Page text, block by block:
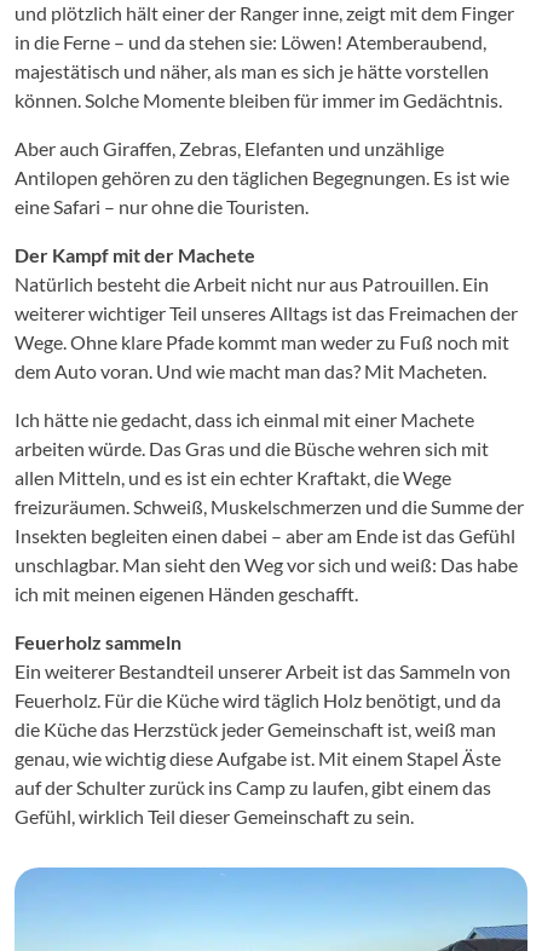
und plötzlich hält einer der Ranger inne, zeigt mit dem Finger
in die Ferne – und da stehen sie: Löwen! Atemberaubend,
majestätisch und näher, als man es sich je hätte vorstellen
können. Solche Momente bleiben für immer im Gedächtnis.
Aber auch Giraffen, Zebras, Elefanten und unzählige
Antilopen gehören zu den täglichen Begegnungen. Es ist wie
eine Safari – nur ohne die Touristen.
Der Kampf mit der Machete
Natürlich besteht die Arbeit nicht nur aus Patrouillen. Ein
weiterer wichtiger Teil unseres Alltags ist das Freimachen der
Wege. Ohne klare Pfade kommt man weder zu Fuß noch mit
dem Auto voran. Und wie macht man das? Mit Macheten.
Ich hätte nie gedacht, dass ich einmal mit einer Machete
arbeiten würde. Das Gras und die Büsche wehren sich mit
allen Mitteln, und es ist ein echter Kraftakt, die Wege
freizuräumen. Schweiß, Muskelschmerzen und die Summe der
Insekten begleiten einen dabei – aber am Ende ist das Gefühl
unschlagbar. Man sieht den Weg vor sich und weiß: Das habe
ich mit meinen eigenen Händen geschafft.
Feuerholz sammeln
Ein weiterer Bestandteil unserer Arbeit ist das Sammeln von
Feuerholz. Für die Küche wird täglich Holz benötigt, und da
die Küche das Herzstück jeder Gemeinschaft ist, weiß man
genau, wie wichtig diese Aufgabe ist. Mit einem Stapel Äste
auf der Schulter zurück ins Camp zu laufen, gibt einem das
Gefühl, wirklich Teil dieser Gemeinschaft zu sein.